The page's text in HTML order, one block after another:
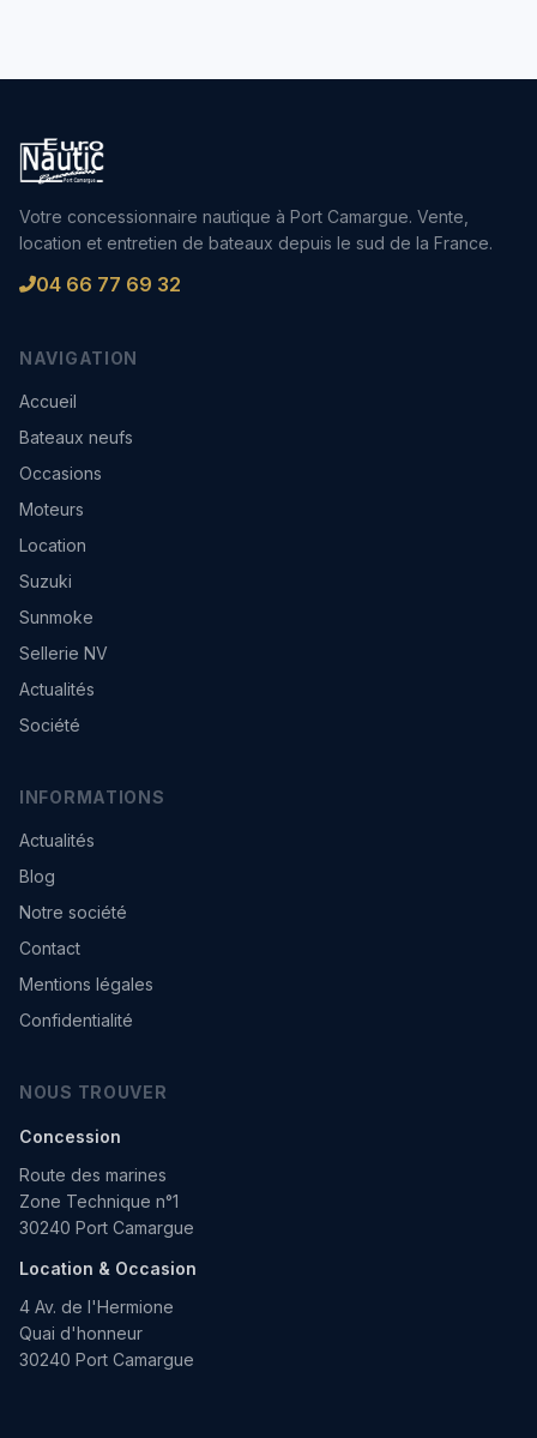
Votre concessionnaire nautique à Port Camargue. Vente,
location et entretien de bateaux depuis le sud de la France.
04 66 77 69 32
NAVIGATION
Accueil
Bateaux neufs
Occasions
Moteurs
Location
Suzuki
Sunmoke
Sellerie NV
Actualités
Société
INFORMATIONS
Actualités
Blog
Notre société
Contact
Mentions légales
Confidentialité
NOUS TROUVER
Concession
Route des marines
Zone Technique n°1
30240 Port Camargue
Location & Occasion
4 Av. de l'Hermione
Quai d'honneur
30240 Port Camargue